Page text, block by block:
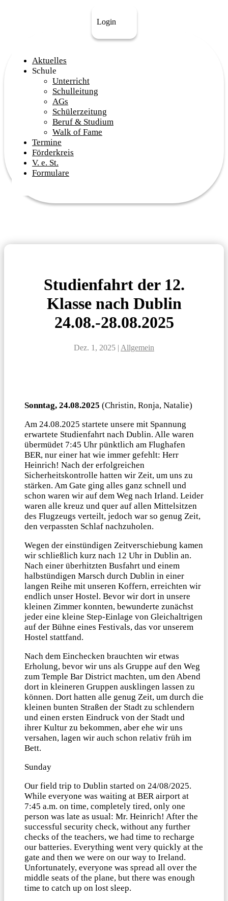
Aktuelles
Schule
Unterricht
Schulleitung
AGs
Schülerzeitung
Beruf & Studium
Walk of Fame
Termine
Förderkreis
V. e. St.
Formulare
Login
Studienfahrt der 12.
Klasse nach Dublin
24.08.-28.08.2025
Dez. 1, 2025 | Allgemein
Sonntag, 24.08.2025 (Christin, Ronja, Natalie)
Am 24.08.2025 startete unsere mit Spannung
erwartete Studienfahrt nach Dublin. Alle waren
übermüdet 7:45 Uhr pünktlich am Flughafen
BER, nur einer hat wie immer gefehlt: Herr
Heinrich! Nach der erfolgreichen
Sicherheitskontrolle hatten wir Zeit, um uns zu
stärken. Am Gate ging alles ganz schnell und
schon waren wir auf dem Weg nach Irland. Leider
waren alle kreuz und quer auf allen Mittelsitzen
des Flugzeugs verteilt, jedoch war so genug Zeit,
den verpassten Schlaf nachzuholen.
Wegen der einstündigen Zeitverschiebung kamen
wir schließlich kurz nach 12 Uhr in Dublin an.
Nach einer überhitzten Busfahrt und einem
halbstündigen Marsch durch Dublin in einer
langen Reihe mit unseren Koffern, erreichten wir
endlich unser Hostel. Bevor wir dort in unsere
kleinen Zimmer konnten, bewunderte zunächst
jeder eine kleine Step-Einlage von Gleichaltrigen
auf der Bühne eines Festivals, das vor unserem
Hostel stattfand.
Nach dem Einchecken brauchten wir etwas
Erholung, bevor wir uns als Gruppe auf den Weg
zum Temple Bar District machten, um den Abend
dort in kleineren Gruppen ausklingen lassen zu
können. Dort hatten alle genug Zeit, um durch die
kleinen bunten Straßen der Stadt zu schlendern
und einen ersten Eindruck von der Stadt und
ihrer Kultur zu bekommen, aber ehe wir uns
versahen, lagen wir auch schon relativ früh im
Bett.
Sunday
Our field trip to Dublin started on 24/08/2025.
While everyone was waiting at BER airport at
7:45 a.m. on time, completely tired, only one
person was late as usual: Mr. Heinrich! After the
successful security check, without any further
checks of the teachers, we had time to recharge
our batteries. Everything went very quickly at the
gate and then we were on our way to Ireland.
Unfortunately, everyone was spread all over the
middle seats of the plane, but there was enough
time to catch up on lost sleep.